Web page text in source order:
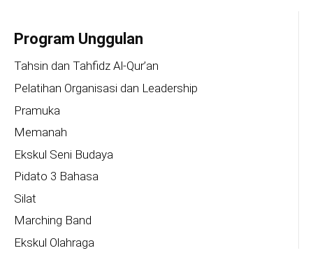
Program Unggulan
Tahsin dan Tahfidz Al-Qur’an
Pelatihan Organisasi dan Leadership
Pramuka
Memanah
Ekskul Seni Budaya
Pidato 3 Bahasa
Silat
Marching Band
Ekskul Olahraga